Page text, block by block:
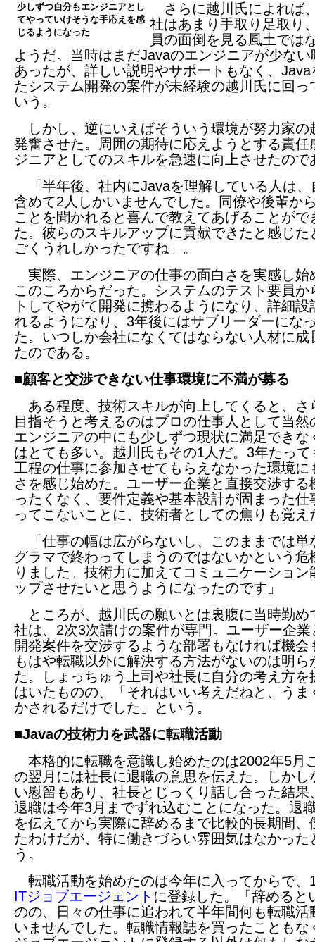
少しずつ自分もエンジニアとし
てやっていけそうな手応えを感
じるようになった
さらに越川氏によれば
社はあまり手取り足取り
員の面倒を見る風土では
ようだ。当時はまだJavaのエンジニアが少ない
あったが、詳しい説明やサポートもなく、Java
たシステム開発の案件が未経験の越川氏に回っ
いう。
しかし、逆にいえばそういう環境が努力家の
発奮させた。周囲の期待に応えようとする責任
ジニアとしてのスキルを急速に向上させたので
「半年後、社内にJavaを理解している人は、
含めて2人しかいませんでした。同僚や後輩か
ことを聞かれると喜んで教えてあげることがで
た。彼らのスキルアップに貢献できたと感じた
ごくうれしかったですね」。
実際、エンジニアの仕事の面白さを実感し始
このころからだった。システムのテスト要員か
トしてやがて開発に携わるようになり、詳細設
れるようになり、3年後にはサブリーダーにな
た。いつしか会社になくてはならない人材に成
たのである。
■顧客と交渉できない仕事環境に不満が募る
ある程度、技術スキルが向上してくると、さ
目指そうと考えるのはプロの仕事人として当然
エンジニアの中にも少しずつ現状に満足できな
はとても多い。越川氏もその1人だ。3年たって
工程の仕事に参加させてもらえなかった環境に
さを感じ始めた。ユーザー企業と直接交渉する
ったくなく、要件定義や基本設計が固まった仕
ってこないことに、技術者としての焦りも覚え
「仕事の幅は広がらないし、このままでは単
グラマで終わってしまうのではないかという危
りました。技術力に加えてコミュニケーション
ップさせたいと思うようになったのです」
ところが、越川氏の願いとは裏腹に当時勤め
社は、2次3次請けの案件が専門。ユーザー企業
開発案件を交渉するような部署もなければ機会
もはや転職以外に解決する方法がないのは明ら
た。しょっちゅう上司や社長に自分の考え方を
はいたものの、「それはいい考えだねと、うま
かされるだけでした」という。
■Javaの技術力を武器に転職活動
本格的に転職を意識し始めたのは2002年5月
の翌月には社長に退職の意思を伝えた。しかし
い慰留もあり、社長とじっくり話し合った結果
退職は今年3月までずれ込むことになった。退
を伝えてから実際に辞めるまで比較的長期間、
たわけだが、特に働きづらい雰囲気はなかった
う。
転職活動を始めたのは今年に入ってからで、
ITジョブエージェント に登録した。「辞めると
のの、日々の仕事に追われて半年間何も転職活
いませんでした。転職情報誌を買ったこともな